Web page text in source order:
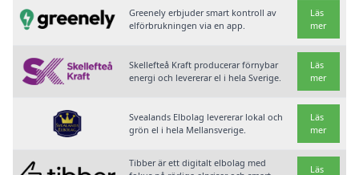
Greenely erbjuder smart kontroll av
elförbrukningen via en app.
Läs
mer
Skellefteå Kraft producerar förnybar
energi och levererar el i hela Sverige.
Läs
mer
Svealands Elbolag levererar lokal och
grön el i hela Mellansverige.
Läs
mer
Tibber är ett digitalt elbolag med
Läs